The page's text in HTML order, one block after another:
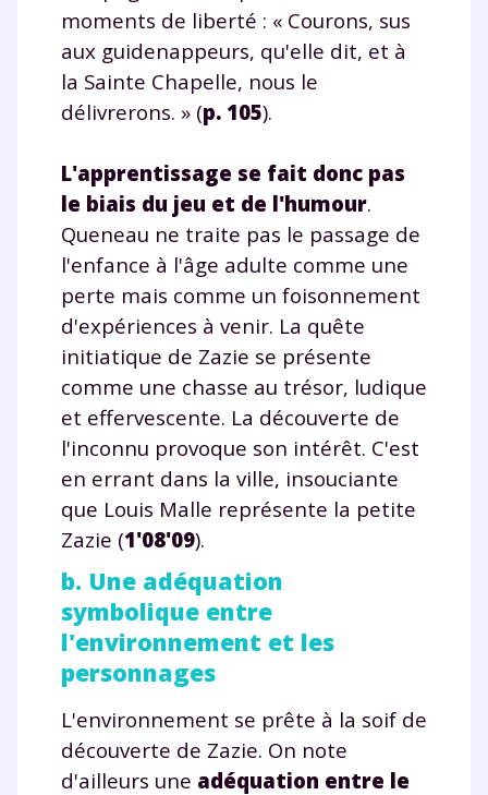
moments de liberté : « Courons, sus
aux guidenappeurs, qu'elle dit, et à
la Sainte Chapelle, nous le
délivrerons. » (p. 105).
L'apprentissage se fait donc pas
le biais du jeu et de l'humour.
Queneau ne traite pas le passage de
l'enfance à l'âge adulte comme une
perte mais comme un foisonnement
d'expériences à venir. La quête
initiatique de Zazie se présente
comme une chasse au trésor, ludique
et effervescente. La découverte de
l'inconnu provoque son intérêt. C'est
en errant dans la ville, insouciante
que Louis Malle représente la petite
Zazie (1'08'09).
b. Une adéquation
symbolique entre
l'environnement et les
personnages
L'environnement se prête à la soif de
découverte de Zazie. On note
d'ailleurs une adéquation entre le